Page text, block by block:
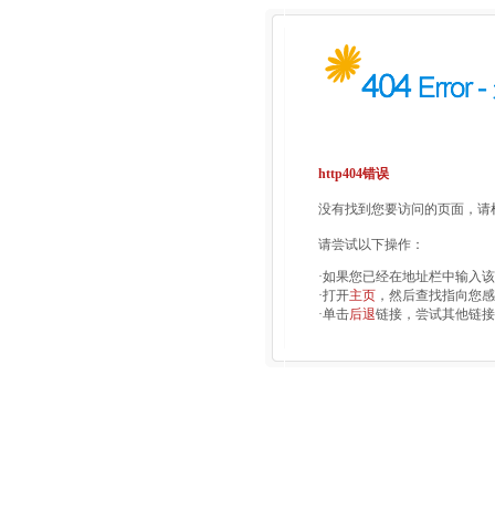
http404错误
没有找到您要访问的页面，
请尝试以下操作：
·如果您已经在地址栏中输入
·打开主页 ，然后查找指向您
·单击后退链接，尝试其他链